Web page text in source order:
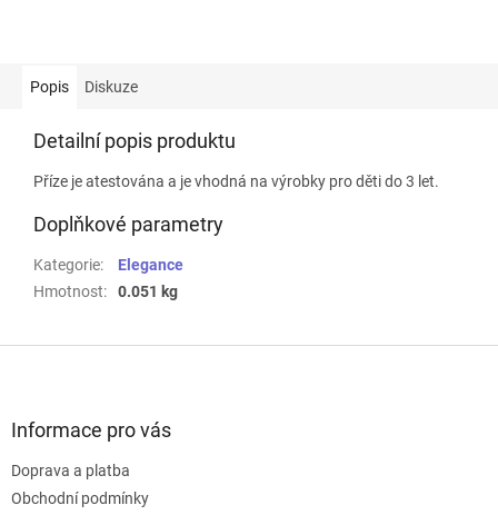
Popis Diskuze
Detailní popis produktu
Příze je atestována a je vhodná na výrobky pro děti do 3 let.
Doplňkové parametry
Kategorie:
Elegance
Hmotnost: 0.051 kg
Informace pro vás
Doprava a platba
Obchodní podmínky